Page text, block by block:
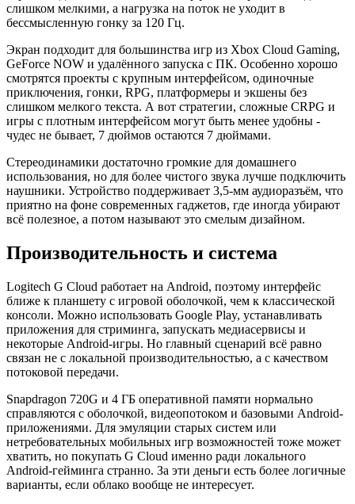
слишком мелкими, а нагрузка на поток не уходит в
бессмысленную гонку за 120 Гц.
Экран подходит для большинства игр из Xbox Cloud Gaming,
GeForce NOW и удалённого запуска с ПК. Особенно хорошо
смотрятся проекты с крупным интерфейсом, одиночные
приключения, гонки, RPG, платформеры и экшены без
слишком мелкого текста. А вот стратегии, сложные CRPG и
игры с плотным интерфейсом могут быть менее удобны -
чудес не бывает, 7 дюймов остаются 7 дюймами.
Стереодинамики достаточно громкие для домашнего
использования, но для более чистого звука лучше подключить
наушники. Устройство поддерживает 3,5-мм аудиоразъём, что
приятно на фоне современных гаджетов, где иногда убирают
всё полезное, а потом называют это смелым дизайном.
Производительность и система
Logitech G Cloud работает на Android, поэтому интерфейс
ближе к планшету с игровой оболочкой, чем к классической
консоли. Можно использовать Google Play, устанавливать
приложения для стриминга, запускать медиасервисы и
некоторые Android-игры. Но главный сценарий всё равно
связан не с локальной производительностью, а с качеством
потоковой передачи.
Snapdragon 720G и 4 ГБ оперативной памяти нормально
справляются с оболочкой, видеопотоком и базовыми Android-
приложениями. Для эмуляции старых систем или
нетребовательных мобильных игр возможностей тоже может
хватить, но покупать G Cloud именно ради локального
Android-гейминга странно. За эти деньги есть более логичные
варианты, если облако вообще не интересует.